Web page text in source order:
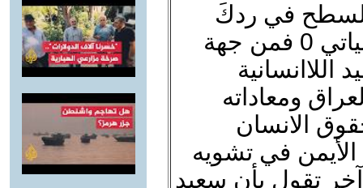
في ردكَ
على رسالة الماجستير للباحث البياتي 0 فمن جهة
ومعاداته
الانسان
في تشويه
تقول بأن سعيد